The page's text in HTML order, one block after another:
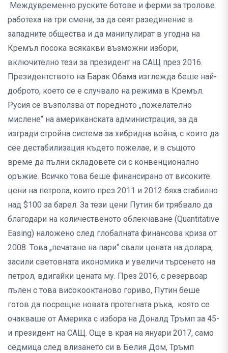
Междувременно руските ботове и ферми за тролове
работеха на три смени, за да сеят разединение в
западните общества и да манипулират в угодна на
Кремъл посока всякакви възможни избори,
включително тези за президент на САЩ през 2016.
Президентството на Барак Обама изглежда беше най-
доброто, което се е случвало на режима в Кремъл.
Русия се възползва от поредното „пожелателно
мислене“ на американската администрация, за да
изгради стройна система за хибридна война, с които да
сее дестабилизация където пожелае, и в същото
време да пълни складовете си с конвенционално
оръжие. Всичко това беше финансирано от високите
цени на петрола, които през 2011 и 2012 бяха стабилно
над $100 за барел. За тези цени Путин би трябвало да
благодари на количественото облекчаване (Quantitative
Easing) наложено след глобалната финансова криза от
2008. Това „печатане на пари“ свали цената на долара,
засили световната икономика и увеличи търсенето на
петрол, вдигайки цената му. През 2016, с резервоар
пълен с това високооктаново гориво, Путин беше
готов да посрещне новата протегната ръка, която се
очакваше от Америка с избора на Доналд Тръмп за 45-
и президент на САЩ. Още в края на януари 2017, само
седмица след влизането си в Белия Дом, Тръмп